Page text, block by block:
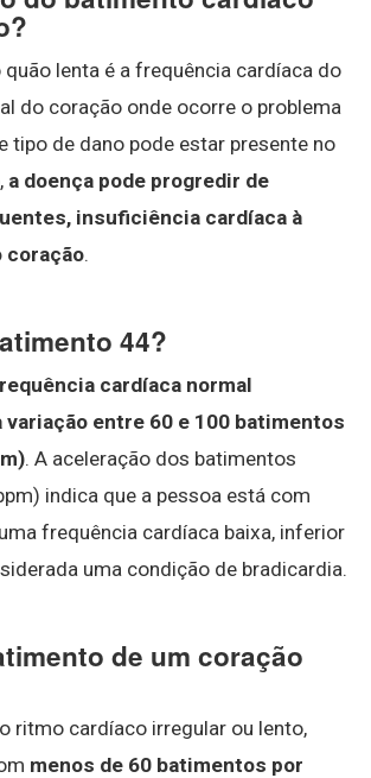
quão lenta é a frequência cardíaca do
do coração onde ocorre o problema
tipo de dano pode estar presente no
a doença pode progredir de
insuficiência cardíaca à
coração.
44?
cardíaca normal
variação entre 60 e 100 batimentos
. A aceleração dos batimentos
indica que a pessoa está com
frequência cardíaca baixa, inferior
uma condição de bradicardia.
de um coração
ritmo cardíaco irregular ou lento,
menos de 60 batimentos por